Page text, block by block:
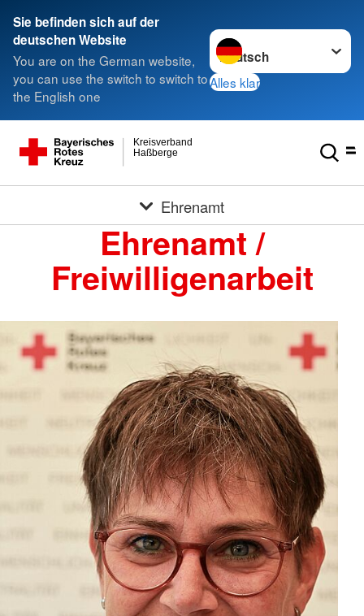
Sie befinden sich auf der
deutschen Website
You are on the German website,
you can use the switch to switch to
the English one
Sprache wechseln zu
Alles klar
Haßberge
Kreisverband
Ehrenamt
Ehrenamt /
Freiwilligenarbeit